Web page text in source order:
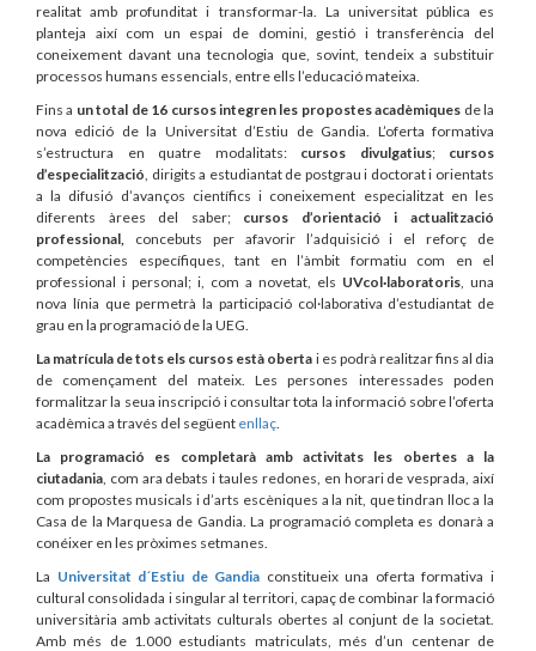
realitat amb profunditat i transformar-la. La universitat pública es
planteja així com un espai de domini, gestió i transferència del
coneixement davant una tecnologia que, sovint, tendeix a substituir
processos humans essencials, entre ells l’educació mateixa.
Fins a un total de 16 cursos integren les propostes acadèmiques de la
nova edició de la Universitat d’Estiu de Gandia. L’oferta formativa
s’estructura en quatre modalitats: cursos divulgatius; cursos
d’especialització , dirigits a estudiantat de postgrau i doctorat i orientats
a la difusió d’avanços científics i coneixement especialitzat en les
diferents àrees del saber; cursos d’orientació i actualització
professional,
concebuts per afavorir l’adquisició i el reforç de
competències específiques, tant en l’àmbit formatiu com en el
professional i personal; i, com a novetat, els UVcol·laboratoris , una
nova línia que permetrà la participació col·laborativa d’estudiantat de
grau en la programació de la UEG.
La matrícula de tots els cursos està oberta i es podrà realitzar fins al dia
de començament del mateix. Les persones interessades poden
formalitzar la seua inscripció i consultar tota la informació sobre l’oferta
acadèmica a través del següent enllaç
La programació es completarà amb activitats les obertes a la
ciutadania , com ara debats i taules redones, en horari de vesprada, així
com propostes musicals i d’arts escèniques a la nit, que tindran lloc a la
Casa de la Marquesa de Gandia. La programació completa es donarà a
conéixer en les pròximes setmanes.
La Universitat d´Estiu de Gandia constitueix una oferta formativa i
cultural consolidada i singular al territori, capaç de combinar la formació
universitària amb activitats culturals obertes al conjunt de la societat.
Amb més de 1.000 estudiants matriculats, més d’un centenar de